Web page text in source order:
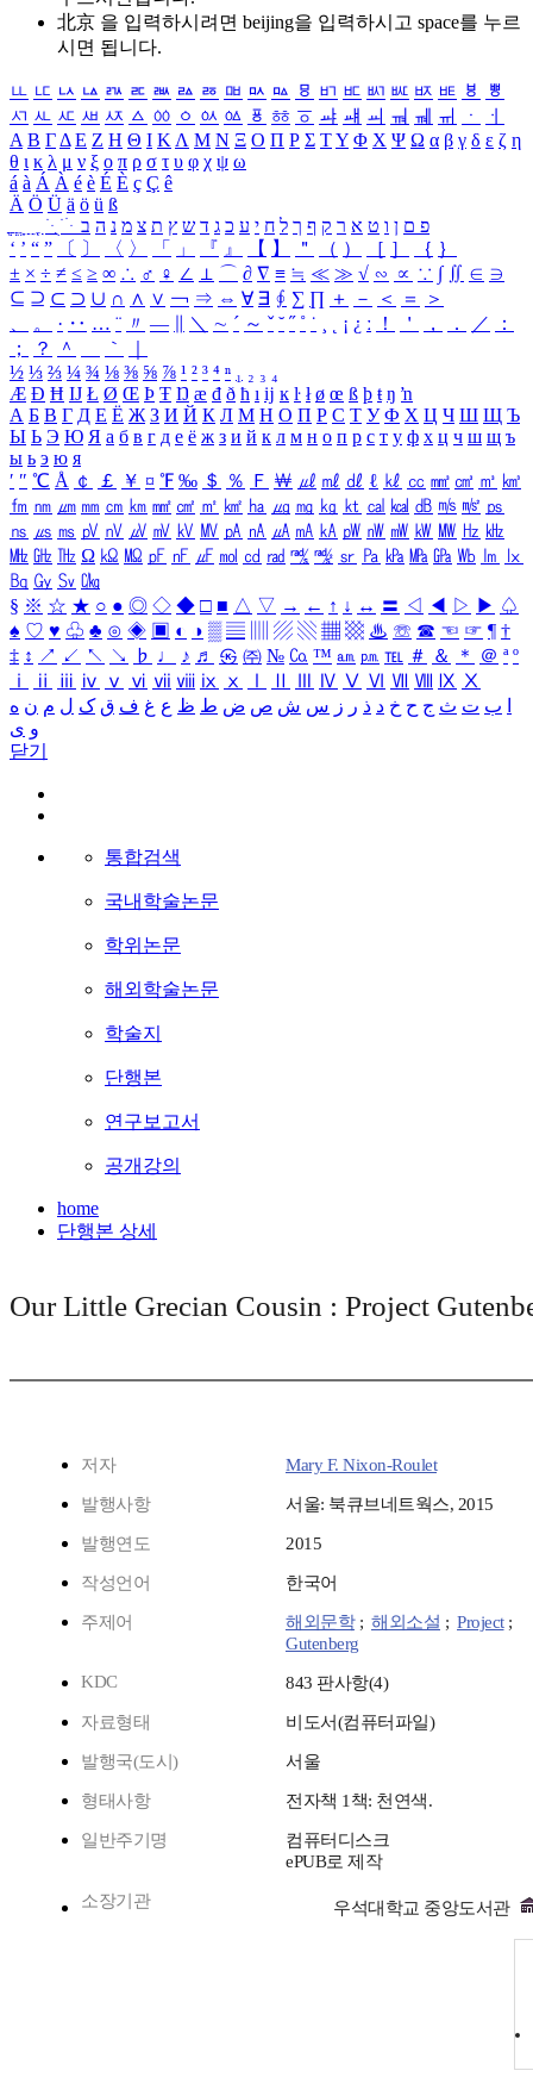
北京 을 입력하시려면 beijing을 입력하시고 space를 누르
시면 됩니다.
ㅥ ㅦ ㅧ ㅨ ㅩ ㅪ ㅫ ㅬ ㅭ ㅮ ㅯ ㅰ ㅱ ㅲ ㅳ ㅴ ㅵ ㅶ ㅷ ㅸ
ㅹ
ㅺ ㅻ ㅼ ㅽ ㅾ ㅿ ㆀ ㆁ ㆂ ㆃ ㆄ ㆅ ㆆ ㆇ ㆈ ㆉ ㆊ ㆋ ㆌ ㆍ
ㆎ
Α Β ΓΔ Ε Ζ Η Θ Ι ΚΛ Μ Ν Ξ Ο Π Ρ Σ ΤΥ Φ Χ Ψ Ω α β γ δ ε ζ η
θ ι κ λ μ ν ξ ο π ρ σ τ υ φ χ ψ ω
á à Á À é è É È ç Ç ê
Ä Ö Ü ä ö ü ß
ִֶֹ ֻּ ׁׂ פ ם ן ו ט א ר ק ף ך ל ח י ע כ ג ד ש ץ ת צ מ נ ה ב
‘ ’ “ ” 〔 〕 〈 〉 「 」 『 』 【 】 ＂ （ ） ［ ］ ｛ ｝
± × ÷ ≠ ≤ ≥ ∞ ∴ ♂ ♀ ∠ ⊥ ⌒ ∂ ∇ ≡ ≒ ≪ ≫ √ ∽ ∝ ∵ ∫ ∬ ∈ ∋
⊆ ⊇ ⊂ ⊃ ∪ ∩ ∧ ∨ ￢ ⇒ ⇔ ∀ ∃ ∮ ∑ ∏ ＋ － ＜ ＝
＞
、
。 · ‥ … ¨ 〃 ― ＼ ∼ ´ ～ ˇ ˘ ˝ ˚ ˙ ¸ ¡ ¿ ː ！ ＇ ， ． ／
：
；
？ ＾ ｀
½ ⅓ ⅔ ¼ ¾ ⅛ ⅜ ⅝ ⅞ ¹ ² ³ ⁴ ⁿ ₁ ₂ ₃ ₄
Æ Ð Ħ Ĳ Ł Ø Œ Þ Ŧ Ŋ æ đ ð ħ ı ĳ ĸ ŀ ł ø œ ß þ ŧ ŋ ŉ
А Б В Г Д Е Ё Ж З И Й К Л М Н О П Р С Т У Ф Х Ц Ч Ш Щ Ъ
Ы Ь Э Ю Я а б в г д е ё ж з и й к л м н о п р с т у ф х ц ч ш щ ъ
ы ь э ю я
′ ″ ℃ Å ￠ ￡ ￥ ¤ ℉ ‰ ＄ ％ Ｆ ￦ ㎕ ㎖ ㎗ ℓ ㎘ ㏄ ㎣ ㎤ ㎥ ㎦
㎙ ㎚ ㎛ ㎜ ㎝ ㎞ ㎟ ㎠ ㎡ ㎢ ㏊ ㎍ ㎎ ㎏ ㏏ ㎈ ㎉ ㏈ ㎧ ㎨ ㎰
㎱ ㎲ ㎳ ㎴ ㎵ ㎶ ㎷ ㎸ ㎹ ㎀ ㎁ ㎂ ㎃ ㎄ ㎺ ㎻ ㎽ ㎾ ㎿ ㎐ ㎑
㎒ ㎓ ㎔ Ω ㏀ ㏁ ㎊ ㎋ ㎌ ㏖ ㏅ ㎭ ㎮ ㎯ ㏛ ㎩ ㎪ ㎫ ㎬ ㏝ ㏐
㏓
㏃ ㏉ ㏜ ㏆
§ ※ ☆ ★ ○ ● ◎ ◇ ◆ □ ■ △ ▽ → ← ↑ ↓ ↔ 〓 ◁ ◀ ▷ ▶ ♤
♠ ♡ ♥ ♧ ♣ ⊙ ◈ ▣ ◐ ◑ ▒ ▤ ▨ ▧ ▦ ▩ ♨ ☏ ☎ ☜ ☞ ¶ †
‡ ↕ ↗ ↙ ↖ ↘ ♭ ♩ ♪ ♬ ㉿ ㈜ № ㏇ ™ ㏂ ㏘ ℡ ＃ ＆ ＊ ＠ ª º
ⅰ
ⅱ ⅲ ⅳ ⅴ ⅵ ⅶ ⅷ ⅸ ⅹ Ⅳ Ⅴ Ⅵ Ⅶ Ⅷ Ⅸ Ⅹ
ب ت ث ج ح خ د ذ ر ز س ش ص ض ط ظ ع غ ف ق ک ل م ن ه
و ی
닫기
통합검색
국내학술논문
학위논문
해외학술논문
학술지
단행본
연구보고서
공개강의
home
단행본 상세
Our Little Grecian Cousin : Project
저자 Mary F. Nixon-Roulet
발행사항 서울: 북큐브네트웍스, 2015
발행연도 2015
작성언어 한국어
주제어 해외문학; 해외소설 ; Project;
Gutenberg
KDC
843 판사항(4)
자료형태 비도서(컴퓨터파일)
발행국(도시) 서울
형태사항 전자책 1책: 천연색.
일반주기명
컴퓨터디스크
ePUB로 제작
소장기관 우석대학교 중앙도서관